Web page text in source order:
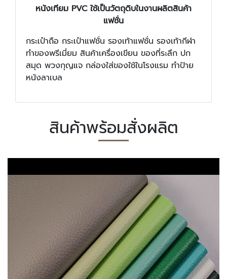
หนังเทียม PVC ใช้เป็นวัตถุดิบในงานผลิตสินค้า
แฟชั่น
กระเป๋าถือ กระเป๋าแฟชั่น รองเท้าแฟชั่น รองเท้ากีฬา
ทำของพรีเมี่ยม สินค้าเครื่องเขียน ของที่ระลึก ปก
สมุด พวงกุญแจ กล่องใส่ของใช้ในโรงแรม ทำป้าย
หนังลาเบล
สินค้าพร้อมสั่งผลิต